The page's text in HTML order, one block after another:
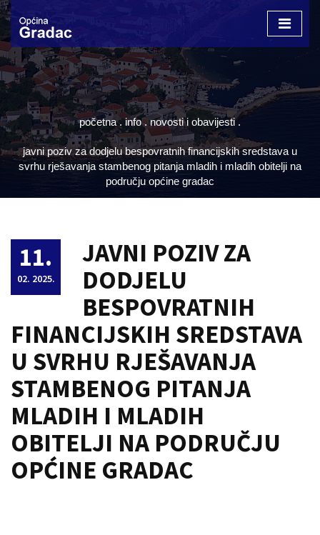
Otvori
početna . info . novosti i obavijesti .
javni poziv za dodjelu bespovratnih financijskih sredstava u
svrhu rješavanja stambenog pitanja mladih i mladih obitelji na
području općine gradac
11.
02. 2025.
JAVNI POZIV ZA
DODJELU
BESPOVRATNIH
FINANCIJSKIH SREDSTAVA
U SVRHU RJEŠAVANJA
STAMBENOG PITANJA
MLADIH I MLADIH
OBITELJI NA PODRUČJU
OPĆINE GRADAC